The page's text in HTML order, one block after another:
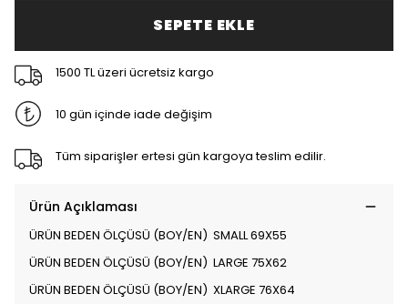
SEPETE EKLE
1500 TL üzeri ücretsiz kargo
10 gün içinde iade değişim
Tüm siparişler ertesi gün kargoya teslim edilir.
Ürün Açıklaması
ÜRÜN BEDEN ÖLÇÜSÜ (BOY/EN) SMALL 69X55
ÜRÜN BEDEN ÖLÇÜSÜ (BOY/EN) LARGE 75X62
ÜRÜN BEDEN ÖLÇÜSÜ (BOY/EN) XLARGE 76X64